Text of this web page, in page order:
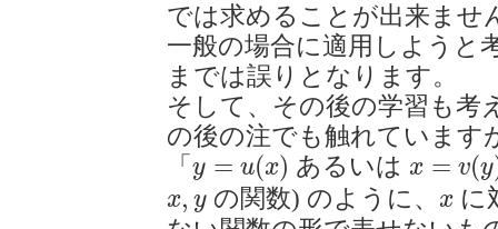
では求めることが出来ませ
一般の場合に適用しようと
までは誤りとなります。
そして、その後の学習も考
の後の注でも触れています
「 y = u(x)
y=u (x) あるいは x = v(y
x =v y)
x, y
x, y の関数) のように、 x
x に